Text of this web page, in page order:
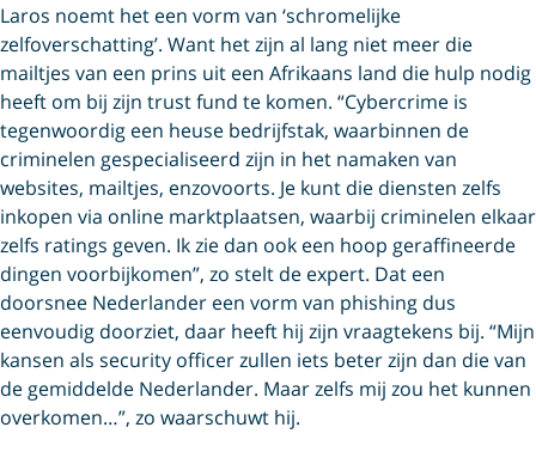
Laros noemt het een vorm van ‘schromelijke
zelfoverschatting’. Want het zijn al lang niet meer die
mailtjes van een prins uit een Afrikaans land die hulp nodig
heeft om bij zijn trust fund te komen. “Cybercrime is
tegenwoordig een heuse bedrijfstak, waarbinnen de
criminelen gespecialiseerd zijn in het namaken van
websites, mailtjes, enzovoorts. Je kunt die diensten zelfs
inkopen via online marktplaatsen, waarbij criminelen elkaar
zelfs ratings geven. Ik zie dan ook een hoop geraffineerde
dingen voorbijkomen”, zo stelt de expert. Dat een
doorsnee Nederlander een vorm van phishing dus
eenvoudig doorziet, daar heeft hij zijn vraagtekens bij. “Mijn
kansen als security officer zullen iets beter zijn dan die van
de gemiddelde Nederlander. Maar zelfs mij zou het kunnen
overkomen…”, zo waarschuwt hij.